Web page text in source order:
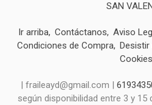
SAN
Ir arriba Contáctanos Aviso
Condiciones de Compra Desistir
Cookies
| fraileayd@gmail.com |
según disponibilidad entre 3 y 15